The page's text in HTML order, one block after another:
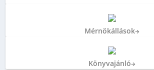
Mérnökállások→
Könyvajánló→